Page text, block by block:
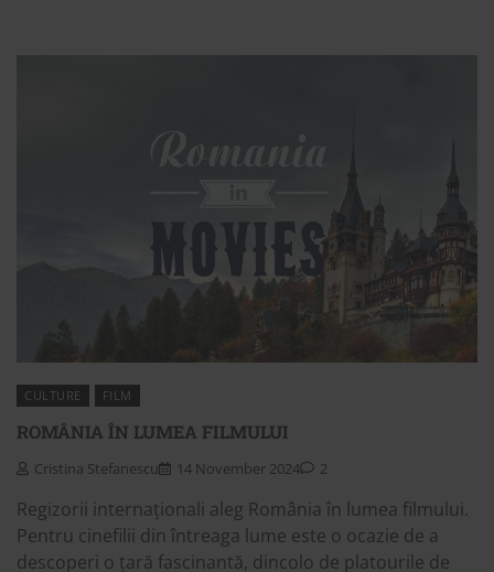
CULTURE FILM
ROMÂNIA ÎN LUMEA FILMULUI
Cristina Stefanescu 14 November 2024 2
Regizorii internaționali aleg România în lumea filmului.
Pentru cinefilii din întreaga lume este o ocazie de a
descoperi o țară fascinantă, dincolo de platourile de